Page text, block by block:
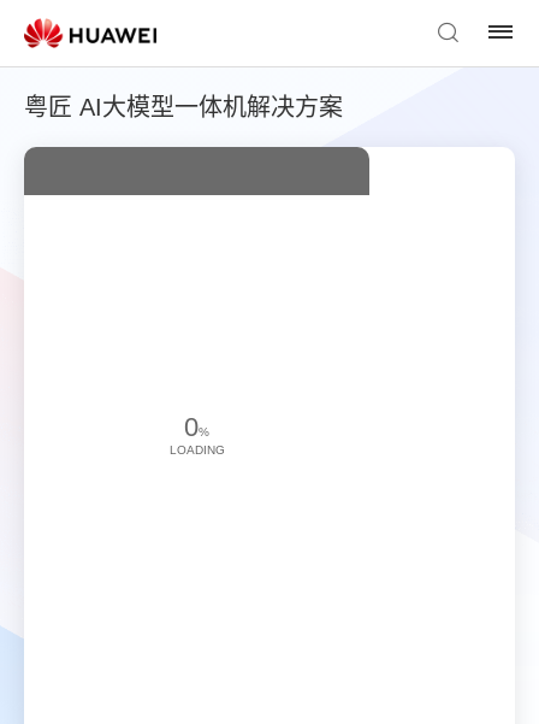
粤匠 AI大模型一体机解决方案
0%
LOADING